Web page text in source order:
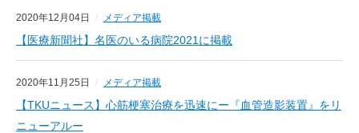
2020年12月04日 メディア掲載
【医療新聞社】名医のいる病院2021に掲載
2020年11月25日 メディア掲載
【TKUニュース】心筋梗塞治療を迅速にー『血管造影装置』をリ
ニューアルー